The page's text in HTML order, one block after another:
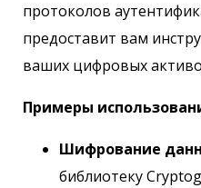
протоколов
предоставит вам
ваших цифровых
Примеры
Шифрование
библиотеку